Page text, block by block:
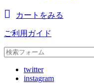
カートをみる
ご利用ガイド
twitter
instagram